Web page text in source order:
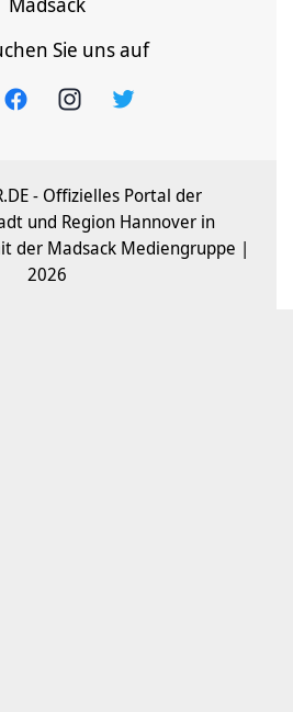
Sie uns auf
- Offizielles Portal der
und Region Hannover in
der Madsack Mediengruppe |
2026